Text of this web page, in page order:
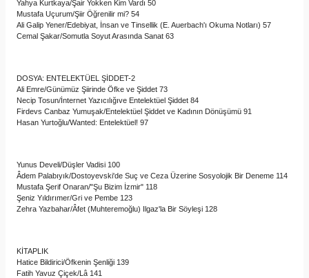
Yahya Kurtkaya/Şair Yokken Kim Vardı 50
Mustafa Uçurum/Şiir Öğrenilir mi? 54
Ali Galip Yener/Edebiyat, İnsan ve Tinsellik (E. Auerbach'ı Okuma Notları) 57
Cemal Şakar/Somutla Soyut Arasında Sanat 63
DOSYA: ENTELEKTÜEL ŞİDDET-2
Ali Emre/Günümüz Şiirinde Öfke ve Şiddet 73
Necip Tosun/İnternet Yazıcılığıve Entelektüel Şiddet 84
Firdevs Canbaz Yumuşak/Entelektüel Şiddet ve Kadının Dönüşümü 91
Hasan Yurtoğlu/Wanted: Entelektüel! 97
Yunus Develi/Düşler Vadisi 100
Âdem Palabıyık/Dostoyevski'de Suç ve Ceza Üzerine Sosyolojik Bir Deneme 114
Mustafa Şerif Onaran/"Şu Bizim İzmir" 118
Şeniz Yıldırımer/Gri ve Pembe 123
Zehra Yazbahar/Âfet (Muhteremoğlu) Ilgaz'la Bir Söyleşi 128
KİTAPLIK
Hatice Bildirici/Öfkenin Şenliği 139
Fatih Yavuz Çiçek/Lâ 141